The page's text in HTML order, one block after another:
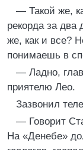
— Такой же,
рекорда за
же, как и все?
понимаешь в
— Ладно,
приятелю Лео.
Зазвонил
— Говорит
На «Денебе»